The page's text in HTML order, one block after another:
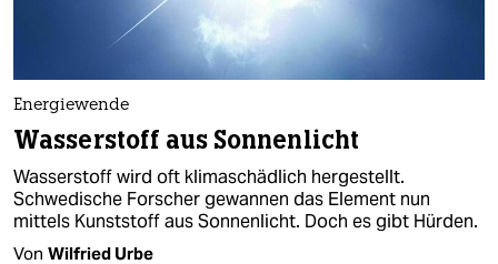
Energiewende
Wasserstoff aus Sonnenlicht
Wasserstoff wird oft klimaschädlich hergestellt.
Schwedische Forscher gewannen das Element nun
mittels Kunststoff aus Sonnenlicht. Doch es gibt Hürden.
Von Wilfried Urbe